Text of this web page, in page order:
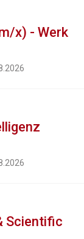
x) - Werk
Scientific